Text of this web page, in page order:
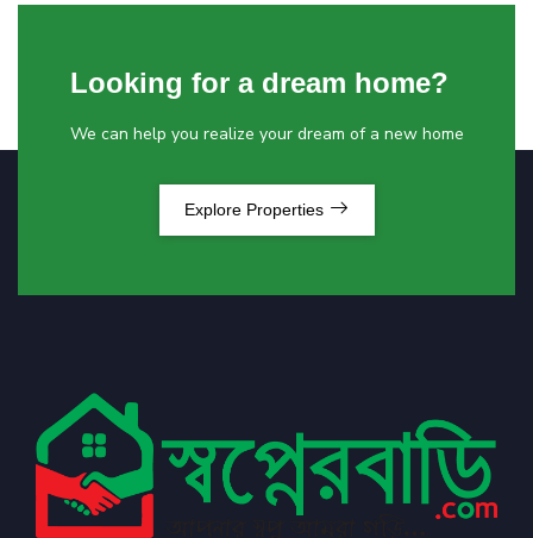
Looking for a dream home?
We can help you realize your dream of a new home
Explore Properties